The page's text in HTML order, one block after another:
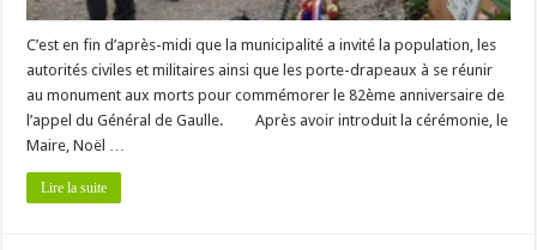
C’est en fin d’après-midi que la municipalité a invité la population, les
autorités civiles et militaires ainsi que les porte-drapeaux à se réunir
au monument aux morts pour commémorer le 82ème anniversaire de
l’appel du Général de Gaulle. Après avoir introduit la cérémonie, le
Maire, Noël …
Lire la suite